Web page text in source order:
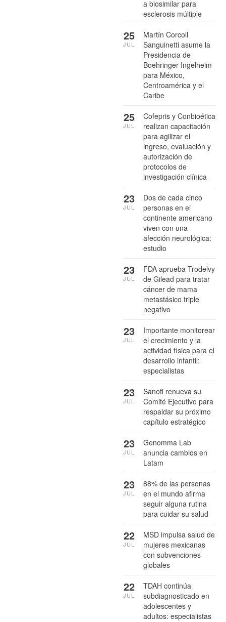
a biosimilar para
esclerosis múltiple
Martín Corcoll
Sanguinetti asume la
Presidencia de
Boehringer Ingelheim
para México,
Centroamérica y el
Caribe
25
JUL
Cofepris y Conbioética
realizan capacitación
para agilizar el
ingreso, evaluación y
autorización de
protocolos de
investigación clínica
25
JUL
Dos de cada cinco
personas en el
continente americano
viven con una
afección neurológica:
estudio
23
JUL
FDA aprueba Trodelvy
de Gilead para tratar
cáncer de mama
metastásico triple
negativo
23
JUL
Importante monitorear
el crecimiento y la
actividad física para el
desarrollo infantil:
especialistas
23
JUL
Sanofi renueva su
Comité Ejecutivo para
respaldar su próximo
capítulo estratégico
23
JUL
Genomma Lab
anuncia cambios en
Latam
23
JUL
88% de las personas
en el mundo afirma
seguir alguna rutina
para cuidar su salud
23
JUL
MSD impulsa salud de
mujeres mexicanas
con subvenciones
globales
22
JUL
TDAH continúa
subdiagnosticado en
adolescentes y
adultos: especialistas
22
JUL